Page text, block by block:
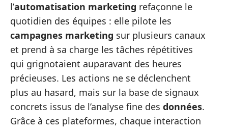
l’automatisation marketing refaçonne le
quotidien des équipes : elle pilote les
campagnes marketing sur plusieurs canaux
et prend à sa charge les tâches répétitives
qui grignotaient auparavant des heures
précieuses. Les actions ne se déclenchent
plus au hasard, mais sur la base de signaux
concrets issus de l’analyse fine des données.
Grâce à ces plateformes, chaque interaction